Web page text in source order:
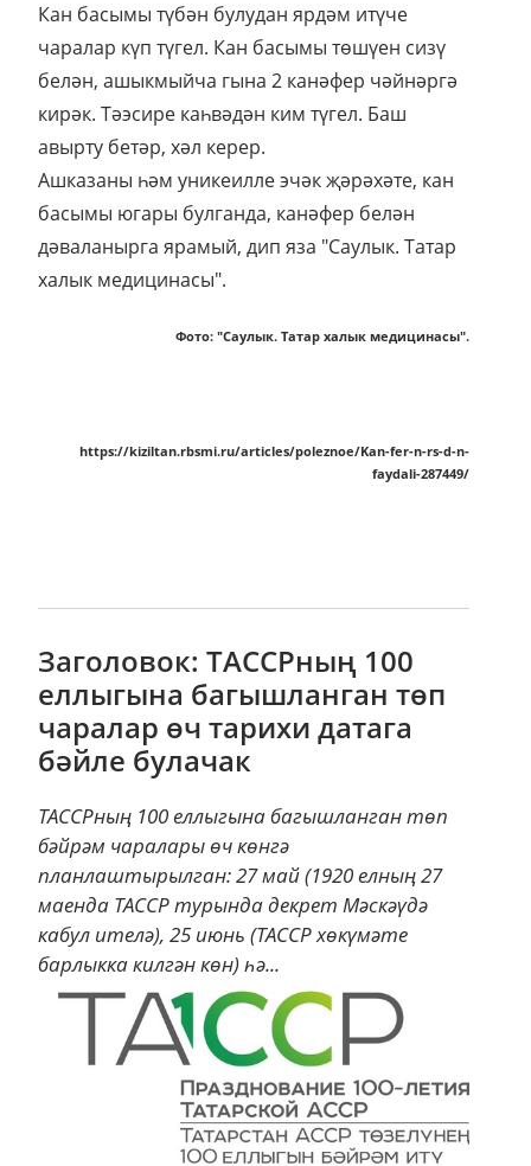
Кан басымы түбән булудан ярдәм итүче
чаралар күп түгел. Кан басымы төшүен сизү
белән, ашыкмыйча гына 2 канәфер чәйнәргә
кирәк. Тәэсире каһвәдән ким түгел. Баш
авырту бетәр, хәл керер.
Ашказаны һәм уникеилле эчәк җәрәхәте, кан
басымы югары булганда, канәфер белән
дәваланырга ярамый, дип яза "Саулык. Татар
халык медицинасы".
Фото: "Саулык. Татар халык медицинасы".
https://kiziltan.rbsmi.ru/articles/poleznoe/Kan-fer-n-rs-d-n-
faydali-287449/
Заголовок: ТАССРның 100
еллыгына багышланган төп
чаралар өч тарихи датага
бәйле булачак
ТАССРның 100 еллыгына багышланган төп
бәйрәм чаралары өч көнгә
планлаштырылган: 27 май (1920 елның 27
маенда ТАССР турында декрет Мәскәүдә
кабул ителә), 25 июнь (ТАССР хөкүмәте
барлыкка килгән көн) һә...